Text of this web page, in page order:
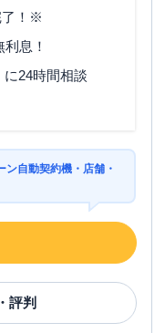
了！※
息！
24時間相談
ン自動契約機・店舗・
評判